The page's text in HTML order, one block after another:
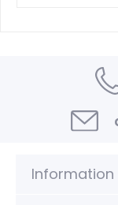
Information